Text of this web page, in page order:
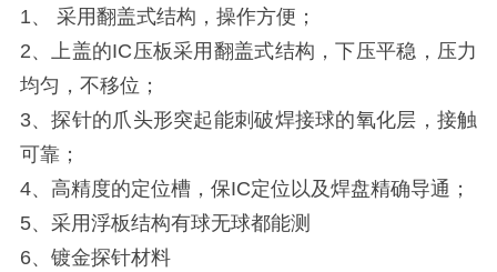
1、 采用翻盖式结构，操作方便；
2、上盖的IC压板采用翻盖式结构，下压平稳，压力
均匀，不移位；
3、探针的爪头形突起能刺破焊接球的氧化层，接触
可靠；
4、高精度的定位槽，保IC定位以及焊盘精确导通；
5、采用浮板结构有球无球都能测
6、镀金探针材料